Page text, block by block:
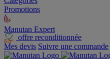
Promotions
Manutan Expert
offre reconditionnée
Mes devis Suivre une commande